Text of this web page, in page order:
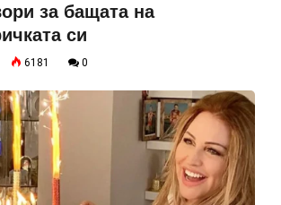
за бащата на
си
6181 0